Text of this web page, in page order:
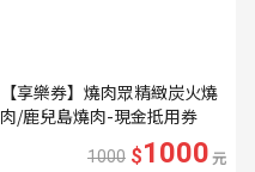
【享樂券】燒肉眾精緻炭火燒
肉/鹿兒島燒肉-現金抵用券
1000 $1000元